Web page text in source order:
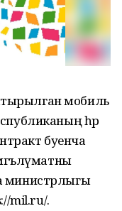
мобиль
һәр
буенча
министрлыгы
mil.ru/.